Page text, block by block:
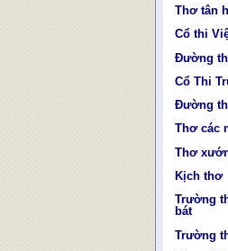
Thơ tân
Cổ thi
Đường
Cổ Thi
Đường
Thơ các
Thơ
Kịch thơ
Trường
bát
Trường